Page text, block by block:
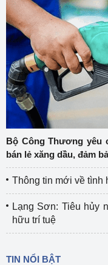
Bộ Công Thương yêu
bán lẻ xăng dầu, đảm
Thông tin mới về tình
Lạng Sơn: Tiêu hủy
hữu trí tuệ
TIN NỔI BẬT